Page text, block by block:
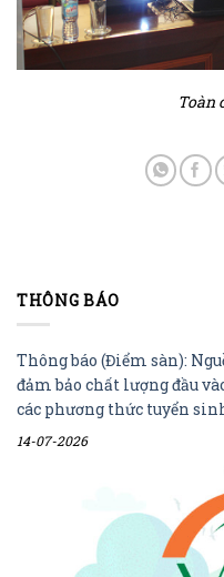
Toàn
THÔNG BÁO
Thông báo (Điểm sàn):
đảm bảo chất lượng đầu
các phương thức tuyển
14-07-2026